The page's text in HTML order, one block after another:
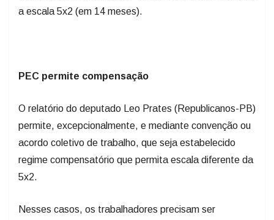
a escala 5x2 (em 14 meses).
PEC permite compensação
O relatório do deputado Leo Prates (Republicanos-PB)
permite, excepcionalmente, e mediante convenção ou
acordo coletivo de trabalho, que seja estabelecido
regime compensatório que permita escala diferente da
5x2.
Nesses casos, os trabalhadores precisam ser